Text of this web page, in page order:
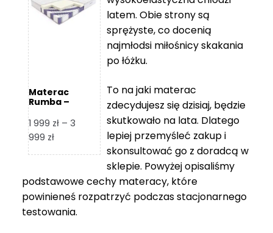
839 zł
670 zł
Materac
Rumba –
1 999 zł – 3
999 złZakres
1
999 zł
do
latem. Obie strony są
sprężyste, co docenią
najmłodsi miłośnicy skakania
po łóżku.
To na jaki materac
zdecydujesz się dzisiaj, będzie
skutkowało na lata. Dlatego
lepiej przemyśleć zakup i
skonsultować go z doradcą w
sklepie. Powyżej opisaliśmy
podstawowe cechy materacy, które
powinieneś rozpatrzyć podczas stacjonarnego
testowania.